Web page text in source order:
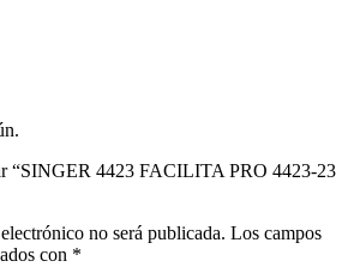
“SINGER 4423 FACILITA PRO 4423-23
no será publicada. Los campos
con *